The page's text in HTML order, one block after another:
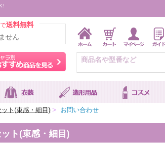
送料無料
せん
カラーから探す キャラ別おすすめ商品を見る
ト(束感・細目) > お問い合わせ
ト(束感・細目)